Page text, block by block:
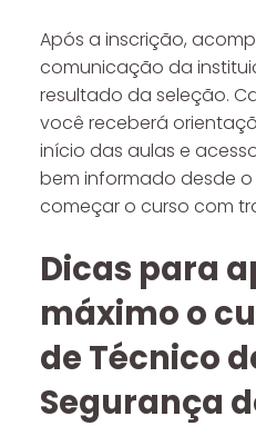
Após a inscrição,
comunicação da
resultado da seleção.
você receberá
início das aulas e
bem informado desde
começar o curso com
Dicas para
máximo o
de Técnico
Segurança